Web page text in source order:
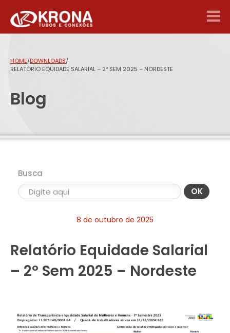
HOME/DOWNLOADS/
RELATÓRIO EQUIDADE SALARIAL – 2º SEM 2025 – NORDESTE
Blog
Busca
OK
8 de outubro de 2025
Relatório Equidade Salarial
– 2º Sem 2025 – Nordeste